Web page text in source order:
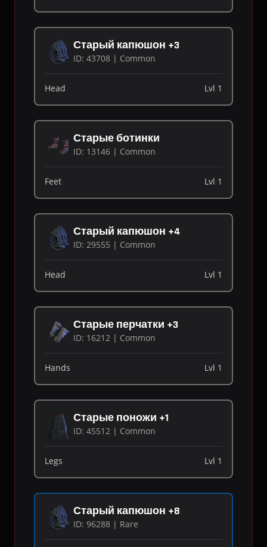
Старый капюшон +3
ID: 43708 | Common
Head Lvl 1
Старые ботинки
ID: 13146 | Common
Feet Lvl 1
Старый капюшон +4
ID: 29555 | Common
Head Lvl 1
Старые перчатки +3
ID: 16212 | Common
Hands Lvl 1
Старые поножи +1
ID: 45512 | Common
Legs Lvl 1
Старый капюшон +8
ID: 96288 | Rare